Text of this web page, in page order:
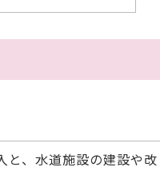
、水道施設の建設や改